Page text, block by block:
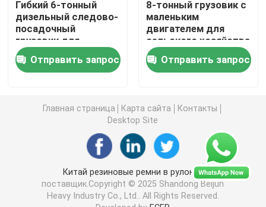
Подземный внедорожник
Crawler Scissor подъем
подъемник с телескопической стрелой
Гигантский сверлильный станок
Купальный грузовик
Гибкий 6-тонный
дизельный следово-
посадочный
грузовик для
гладкой обработки
материалов
Отправить запрос
8-тонный грузовик с
маленьким
двигателем для
сельского хозяйства
Отправить запрос
Главная страница Карта сайта
Контакты
Desktop Site
Китай резиновые ремни в рулонах
поставщик.Copyright © 2025 Shandong Beijun
Heavy Industry Co., Ltd.. All Rights Reserved.